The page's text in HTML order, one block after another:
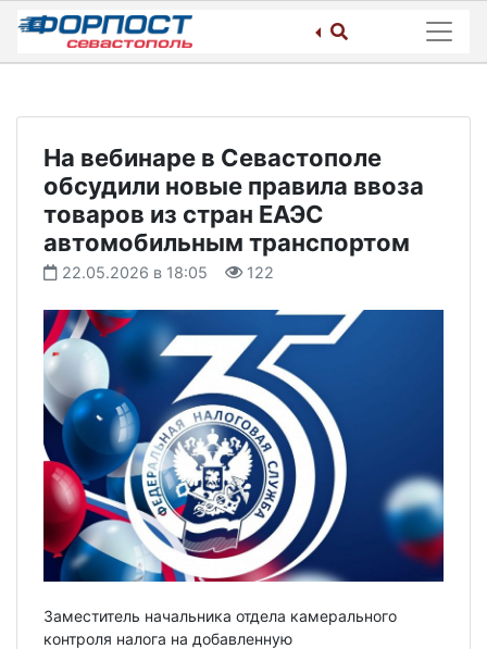
Skip
content
На вебинаре в Севастополе
обсудили новые правила ввоза
товаров из стран ЕАЭС
автомобильным транспортом
22.05.2026 в 18:05 122
Заместитель начальника отдела камерального
контроля налога на добавленную